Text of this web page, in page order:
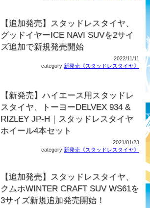
【追加発売】スタッドレスタイヤ、
グッドイヤーICE NAVI SUVを2サイ
ズ追加で新規発売開始
2022/11/11
category:新発売《スタッドレスタイヤ》
【新発売】ハイエース用スタッドレ
スタイヤ、トーヨーDELVEX 934 &
RIZLEY JP-H｜スタッドレスタイヤ
ホイール4本セット
2021/01/23
category:新発売《スタッドレスタイヤ》
【追加発売】スタッドレスタイヤ、
クムホWINTER CRAFT SUV WS61を
3サイズ新規追加発売開始！